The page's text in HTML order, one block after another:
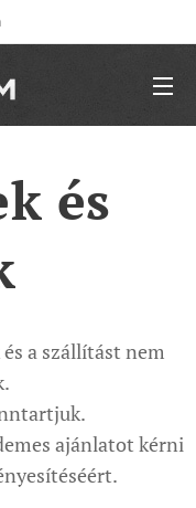
és
a szállítást nem
ajánlatot kérni